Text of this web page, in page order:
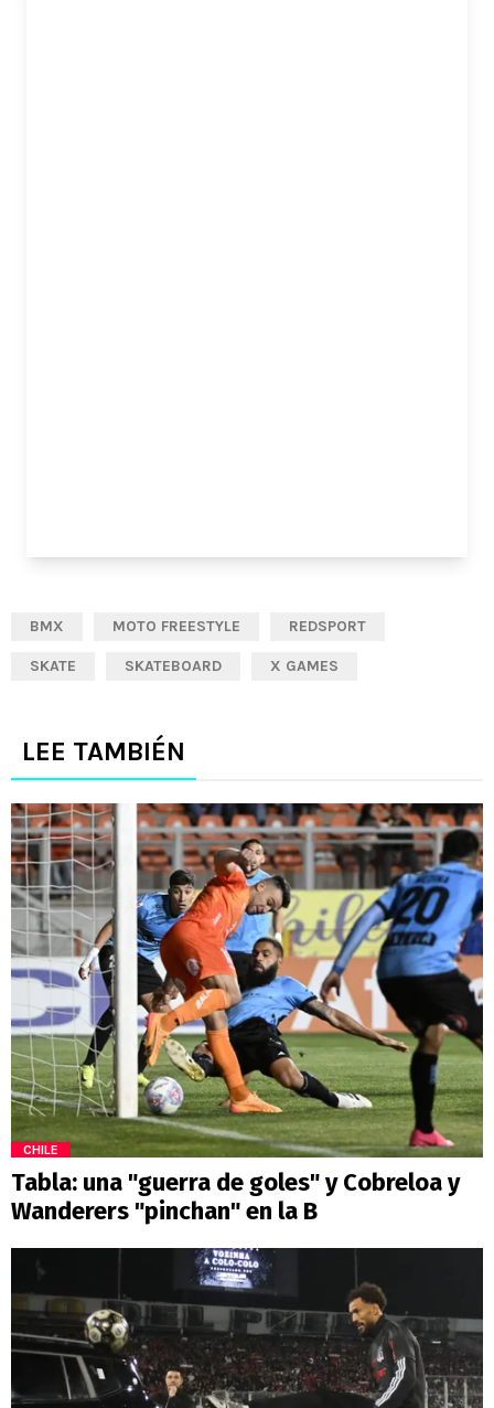
BMX MOTO FREESTYLE REDSPORT
SKATE SKATEBOARD X GAMES
LEE TAMBIÉN
CHILE
Tabla: una "guerra de goles" y Cobreloa y
Wanderers "pinchan" en la B